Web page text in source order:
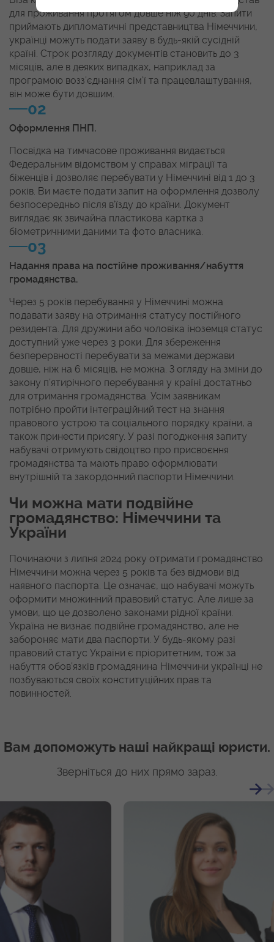
для проживання протягом довше ніж 90 днів. Запити
приймають дипломатичні представництва Німеччини,
українці можуть подати заяву в будь-якій сусідній
країні. Строк розгляду документів становить до 3
місяців, але в деяких випадках, наприклад за
програмою возз’єднання сім’ї та працевлаштування,
він може бути довшим.
02
Оформлення ПНП.
Посвідка на тимчасове проживання видається
Федеральним відомством у справах міграції та
біженців і дозволяє перебувати у Німеччині від 1 до 3
років. Ви маєте подати запит на оформлення дозволу
безпосередньо після в’їзду до країни. Документ
виглядає як звичайна пластикова картка з
біометричними даними та фото власника.
03
Надання права на постійне проживання/набуття
громадянства.
Через 5 років перебування у Німеччині можна
подавати заяву на отримання статусу постійного
резидента. Для дружини або чоловіка іноземця статус
доступний уже через 3 роки. Для збереження
безперервності перебувати за межами держави
довше, ніж на 6 місяців, не можна. З огляду на зміни до
закону п’ятирічного перебування у країні достатньо
для отримання громадянства. Усім заявникам
потрібно пройти інтеграційний тест на знання
правового устрою та соціального порядку країни, а
також принести присягу. У разі погодження запиту
набувачі отримують свідоцтво про присвоєння
громадянства та мають право оформлювати
внутрішній та закордонний паспорти Німеччини.
Чи можна мати подвійне
громадянство: Німеччини та
України
Починаючи з липня 2024 року отримати громадянство
Німеччини можна через 5 років та без відмови від
наявного паспорта. Це означає, що набувачі можуть
оформити множинний правовий статус. Але лише за
умови, що це дозволено законами рідної країни.
Україна не визнає подвійне громадянство, але не
забороняє мати два паспорти. У будь-якому разі
правовий статус України є пріоритетним, тож за
набуття обов’язків громадянина Німеччини українці не
позбуваються своїх конституційних прав та
повинностей.
Вам допоможуть наші найкращі юристи.
Зверніться до них прямо зараз.